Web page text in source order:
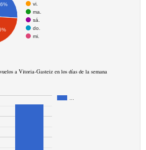
vi.
ma.
sá.
do.
mi.
a Vitoria-Gasteiz en los días de la semana